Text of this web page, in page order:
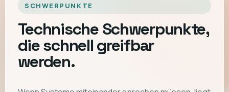
SCHWERPUNKTE
Technische Schwerpunkte,
die schnell greifbar
werden.